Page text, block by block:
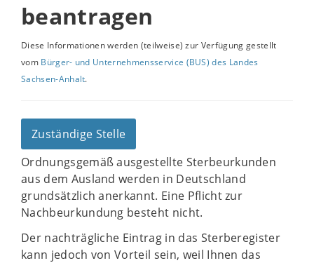
beantragen
Diese Informationen werden (teilweise) zur Verfügung gestellt
vom Bürger- und Unternehmensservice (BUS) des Landes
Sachsen-Anhalt.
Zuständige Stelle
Ordnungsgemäß ausgestellte Sterbeurkunden
aus dem Ausland werden in Deutschland
grundsätzlich anerkannt. Eine Pflicht zur
Nachbeurkundung besteht nicht.
Der nachträgliche Eintrag in das Sterberegister
kann jedoch von Vorteil sein, weil Ihnen das